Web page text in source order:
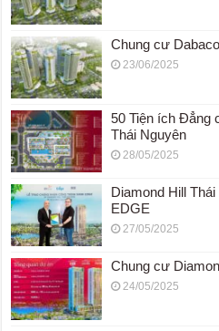
Chung cư
23/06/2025
50 Tiện ích Đẳng
Thái Nguyên
28/05/2025
Diamond Hill
EDGE
27/05/2025
Chung cư
24/05/2025